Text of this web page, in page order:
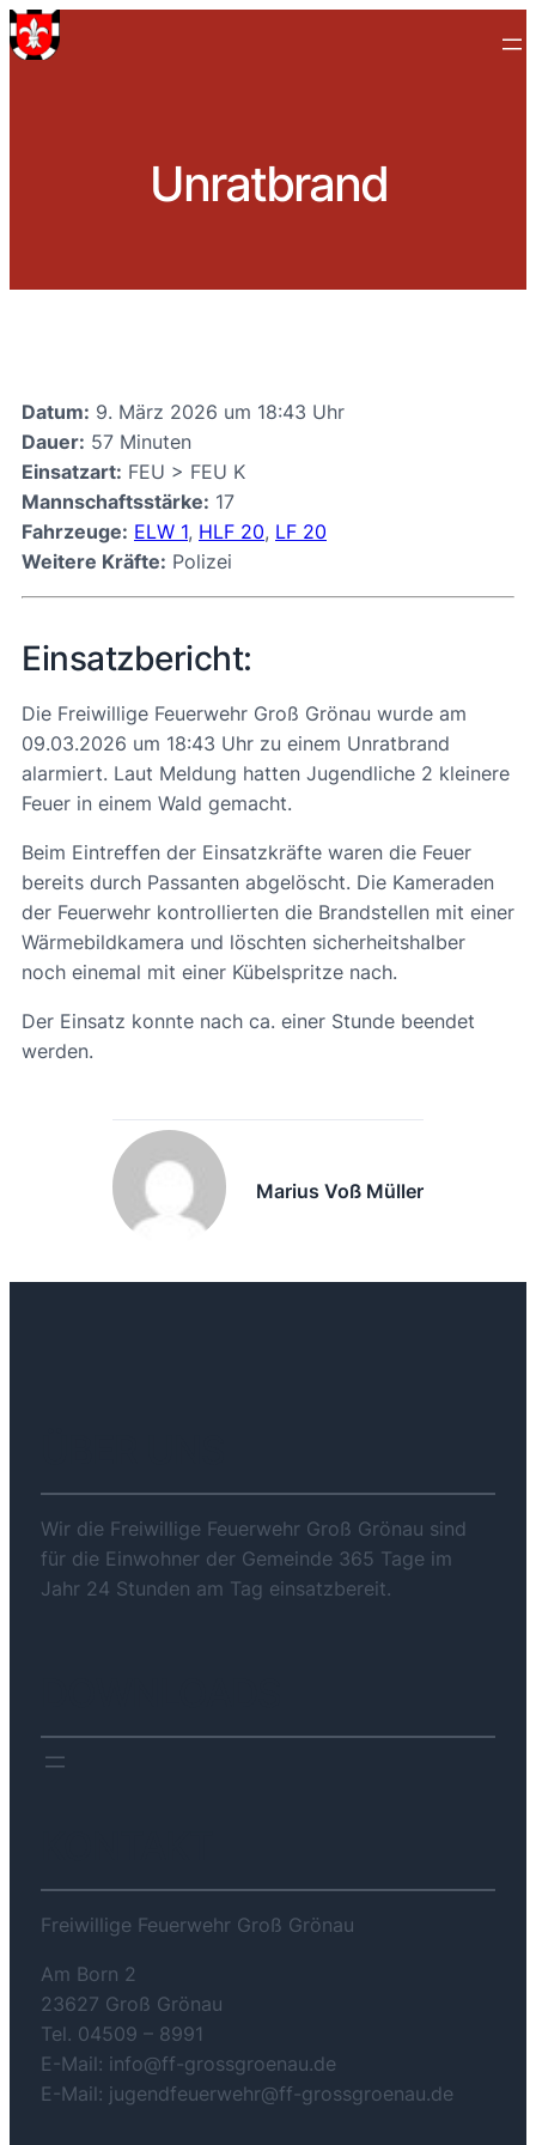
Unratbrand
Datum: 9. März 2026 um 18:43 Uhr
Dauer: 57 Minuten
Einsatzart: FEU > FEU K
Mannschaftsstärke: 17
Fahrzeuge: ELW 1, HLF 20, LF 20
Weitere Kräfte: Polizei
Einsatzbericht:
Die Freiwillige Feuerwehr Groß Grönau wurde am
09.03.2026 um 18:43 Uhr zu einem Unratbrand
alarmiert. Laut Meldung hatten Jugendliche 2 kleinere
Feuer in einem Wald gemacht.
Beim Eintreffen der Einsatzkräfte waren die Feuer
bereits durch Passanten abgelöscht. Die Kameraden
der Feuerwehr kontrollierten die Brandstellen mit einer
Wärmebildkamera und löschten sicherheitshalber
noch einemal mit einer Kübelspritze nach.
Der Einsatz konnte nach ca. einer Stunde beendet
werden.
Marius Voß Müller
Wir die Freiwillige Feuerwehr Groß Grönau sind
für die Einwohner der Gemeinde 365 Tage im
Jahr 24 Stunden am Tag einsatzbereit.
Freiwillige Feuerwehr Groß Grönau
Am Born 2
23627 Groß Grönau
Tel. 04509 – 8991
E-Mail: info@ff-grossgroenau.de
E-Mail: jugendfeuerwehr@ff-grossgroenau.de